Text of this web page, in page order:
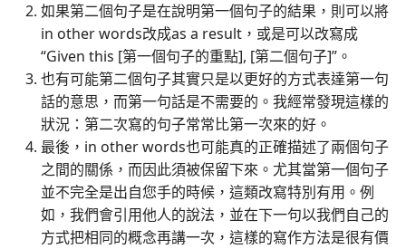
如果第二個句子是在說明第一個句子的結果，則可以將
in other words改成as a result，或是可以改寫成
“Given this [第一個句子的重點], [第二個句子]”。
也有可能第二個句子其實只是以更好的方式表達第一句
話的意思，而第一句話是不需要的。我經常發現這樣的
狀況：第二次寫的句子常常比第一次來的好。
最後，in other words也可能真的正確描述了兩個句子
之間的關係，而因此須被保留下來。尤其當第一個句子
並不完全是出自您手的時候，這類改寫特別有用。例
如，我們會引用他人的說法，並在下一句以我們自己的
方式把相同的概念再講一次，這樣的寫作方法是很有價